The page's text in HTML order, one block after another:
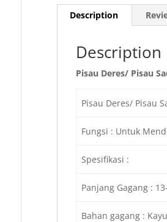
Description
Description
Pisau Deres/ Pisau
Pisau Deres/ Pisau
Fungsi : Untuk
Spesifikasi :
Panjang Gagang :
Bahan gagang : Kayu